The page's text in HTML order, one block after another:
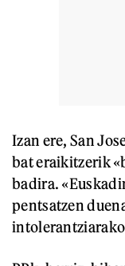
Izan ere, San
bat eraikitzerik
badira.
pentsatzen